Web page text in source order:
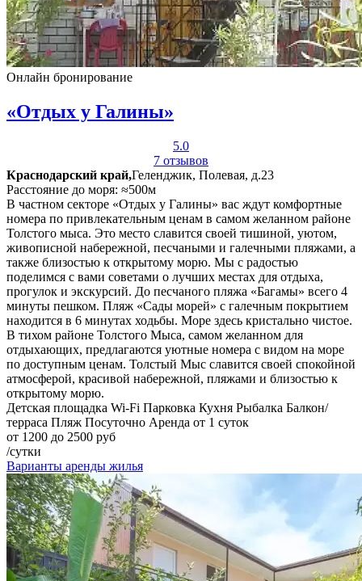
Онлайн бронирование
«Отдых у Галины»
5.0
7 отзывов
Краснодарский край,Геленджик, Полевая, д.23
Расстояние до моря: ≈500м
В частном секторе «Отдых у Галины» вас ждут комфортные
номера по привлекательным ценам в самом желанном районе
Толстого мыса. Это место славится своей тишиной, уютом,
живописной набережной, песчаными и галечными пляжами, а
также близостью к открытому морю. Мы с радостью
поделимся с вами советами о лучших местах для отдыха,
прогулок и экскурсий. До песчаного пляжа «Багамы» всего 4
минуты пешком. Пляж «Сады морей» с галечным покрытием
находится в 6 минутах ходьбы. Море здесь кристально чистое.
В тихом районе Толстого Мыса, самом желанном для
отдыхающих, предлагаются уютные номера с видом на море
по доступным ценам. Толстый Мыс славится своей спокойной
атмосферой, красивой набережной, пляжами и близостью к
открытому морю.
Детская площадка Wi-Fi Парковка Кухня Рыбалка Балкон/
терраса Пляж Посуточно Аренда от 1 суток
от 1200 до 2500 руб
/сутки
Варианты аренды жилья